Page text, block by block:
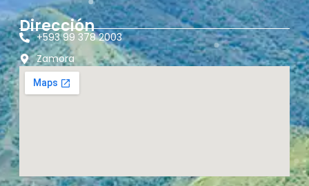
Dirección
+593 99 378 2003
Zamora